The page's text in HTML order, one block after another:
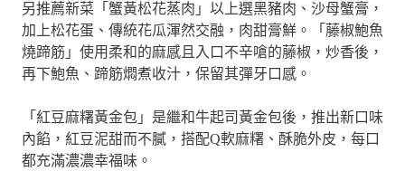
另推薦新菜「蟹黃松花蒸肉」以上選黑豬肉、沙母蟹膏，
加上松花蛋、傳統花瓜渾然交融，肉甜膏鮮。「藤椒鮑魚
燒蹄筋」使用柔和的麻感且入口不辛嗆的藤椒，炒香後，
再下鮑魚、蹄筋燜煮收汁，保留其彈牙口感。
「紅豆麻糬黃金包」是繼和牛起司黃金包後，推出新口味
內餡，紅豆泥甜而不膩，搭配Q軟麻糬、酥脆外皮，每口
都充滿濃濃幸福味。